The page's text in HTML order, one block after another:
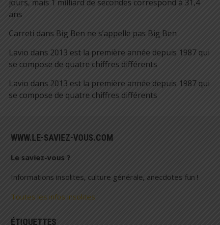
jours, mais 1 milliard de secondes correspond à 31,4
ans
Carreti dans Big Ben ne s’appelle pas Big Ben
Lavio dans 2013 est la première année depuis 1987 qui
se compose de quatre chiffres différents
Lavio dans 2013 est la première année depuis 1987 qui
se compose de quatre chiffres différents
WWW.LE-SAVIEZ-VOUS.COM
Le saviez-vous ?
Informations insolites, culture générale, anecdotes fun !
Toutes les infos insolites
ÉTIQUETTES